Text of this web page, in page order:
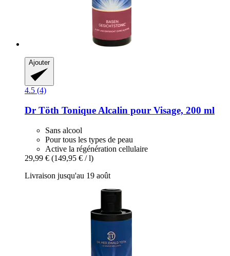
Ajouter
4.5 (4)
Dr Töth Tonique Alcalin pour Visage, 200 ml
Sans alcool
Pour tous les types de peau
Active la régénération cellulaire
29,99 € (149,95 € / l)
Livraison jusqu'au 19 août